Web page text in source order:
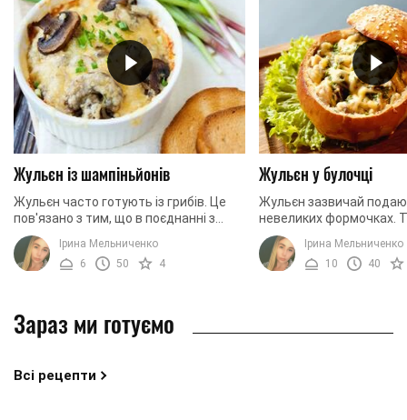
Жульєн із шампіньйонів
Жульєн часто готують із грибів. Це
пов'язано з тим, що в поєднанні з
вершками і сиром страва набуває
чудового аромату і дуже ніжного ...
Ірина Мельниченко
6
50 4
Жульєн у булочці
Жульєн зазвичай
невеликих формочках.
закуски вже звичний,
здивуєш. Але якщо ви
щось ...
Ірина Мельниченко
10
40
Зараз ми готуємо
Всі рецепти